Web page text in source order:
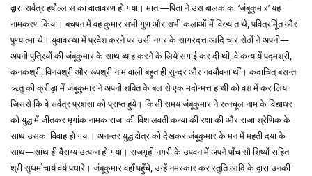
द्वारा सर्वत्र हर्षोल्लास का वातावरण हो गया। माता—पिता ने उस बालक का ‘जंबूकुमार’ यह
नामकरण किया। बचपन में वह कुमार सभी गुण और सभी कलाओं में विख्यात थे, पवित्रर्मूित और
पुण्यात्मा थे। युवावस्था में प्रवेश करने पर उसी नगर के सागरदत्त आदि चार सेठों ने अपनी—
अपनी पुत्रियों की जंबूकुमार के साथ ब्याह करने के लिये सगाई कर दी थी, वे कन्यायें पद्मश्री,
कनकश्री, विनयश्री और रूपश्री नाम वाली बहुत ही सुन्दर और नवयौवना थीं। कदाचित् बसन्त
ऋतु की क्रीड़ा में जंबूकुमार ने अपनी शक्ति के बल से एक मदोन्मत्त हाथी को वश में कर लिया
जिससे कि वे सर्वत्र प्रशंसा को प्राप्त हुये। किसी समय जंबूकुमार ने रत्नचूल नाम के विद्याधर
को युद्ध में जीतकर मृगांक नामक राजा की विशालवती कन्या की रक्षा की और राजा श्रेणिक के
साथ उसका विवाह हो गया। अनन्तर युद्ध क्षेत्र को देखकर जंबूकुमार के मन में महती दया के
साथ—साथ ही वैराग्य उत्पन्न हो गया। राजगृही नगरी के उपवन में अपने पाँच सौ शिष्यों सहित
श्री सुधर्माचार्य वर्य पधारे। जंबूकुमार वहाँ पहुँचे, उन्हें नमस्कार कर स्तुति आदि के द्वारा उनकी